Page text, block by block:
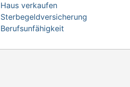
Haus verkaufen
Sterbegeldversicherung
Berufsunfähigkeit